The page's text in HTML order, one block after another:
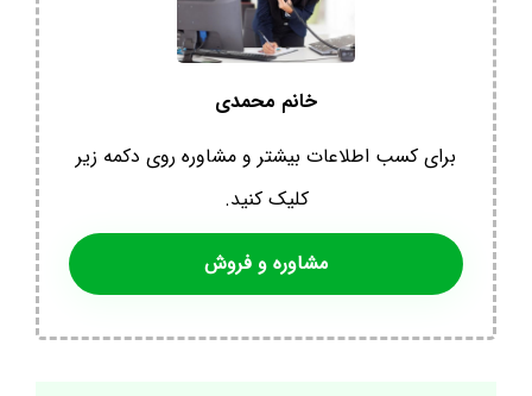
خانم محمدی
برای کسب اطلاعات بیشتر و مشاوره روی دکمه زیر
کلیک کنید.
مشاوره و فروش